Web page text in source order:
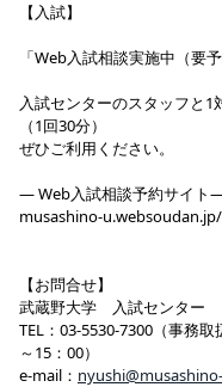
【入試】
「Web入試相談実施中（要
入試センターのスタッフと1
（1回30分）
ぜひご利用ください。
― Web入試相談予約サイト
musashino-
【お問合せ】
武蔵野大学 入試センター
TEL：03-5530-7300（事務
～15：00）
e-mail：